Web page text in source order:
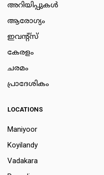
അറിയിപ്പുകള്‍
ആരോഗ്യം
ഇവന്റ്സ്
കേരളം
ചരമം
പ്രാദേശികം
LOCATIONS
Maniyoor
Koyilandy
Vadakara